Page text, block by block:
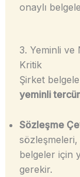
onaylı
3. Yeminli ve
Kritik
Şirket
yeminli
Sözleşme
belgeler için
gerekir.